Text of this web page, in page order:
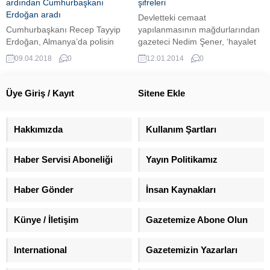
yüzde 12’sini, Yeşiller...
tarihçiler...
ardından Cumhurbaşkanı
Erdoğan aradı
Cumhurbaşkanı Recep Tayyip
Erdoğan, Almanya’da polisin
kötü muamelesine maruz kalan
Türk vatandaşı Yusuf Ünsal’ı
Recep Tayyip Erdoğan,
vatandaşı Yusuf Ünsal’ı bu
kaynaklarından edinilen bilgiye
geçmiş olsun dileğinde
09.04.2018 0
şifreleri
Devletteki cemaat
yapılanmasının mağdurlarından
gazeteci Nedim Şener, ‘hayalet
devlet’ dediği bu örgütlenmenin,
Başbakan Erdoğan’ı 2008
düşünüyor.
12.01.2014 0
Üye Giriş / Kayıt Sitene Ekle
Hakkımızda Kullanım Şartları
Haber Servisi Aboneliği Yayın Politikamız
Haber Gönder İnsan Kaynakları
Künye / İletişim Gazetemize Abone Olun
International Gazetemizin Yazarları